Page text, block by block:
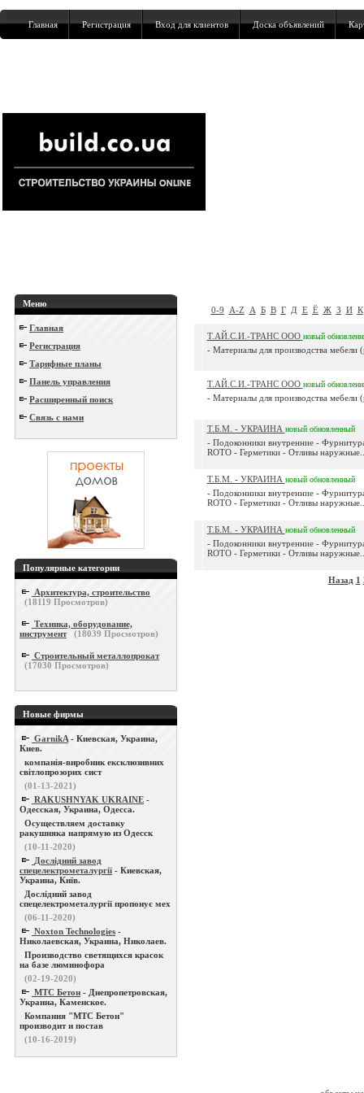
Главная Регистрация Вход для клиентов Доска объявлений
Меню
Главная
Регистрация
Тарифные планы
Панель управления
Расширенный поиск
Связь с нами
Популярные категории
Архитектура, строительство
(18119 Просмотров)
Техника, оборудование,
инструмент
(18039 Просмотров)
Строительный металлопрокат
(17030 Просмотров)
Новые фирмы
GarnikA - Киевская, Украина,
Киев.
компанія-виробник ексклюзивних
світлопрозорих сист
(01-13-2021)
RAKUSHNYAK UKRAINE -
Одесская, Украина, Одесса.
Осуществляем доставку
ракушняка напрямую из Одесск
(10-11-2020)
Дослідний завод
спецелектрометалургії - Киевская,
Украина, Київ.
Дослідний завод
спецелектрометалургії пропонує мех
(06-11-2020)
Noxton Technologies -
Николаевская, Украина, Николаев.
Производство светящихся красок
на базе люминофора
(02-19-2020)
МТС Бетон - Днепропетровская,
Украина, Каменское.
Компания "МТС Бетон"
производит и постав
(10-16-2019)
0-9 A-Z А Б В Г Д Е Ё Ж З И К
Т.АЙ.С.И.-ТРАНС ООО новый
- Материалы для производства мебели
Т.АЙ.С.И.-ТРАНС ООО новый
- Материалы для производства мебели
Т.Б.М. - УКРАИНА новый обновленный
- Подоконники внутренние -
ROTO - Герметики - Отливы
Т.Б.М. - УКРАИНА новый обновленный
- Подоконники внутренние -
ROTO - Герметики - Отливы
Т.Б.М. - УКРАИНА новый обновленный
- Подоконники внутренние -
ROTO - Герметики - Отливы
Назад 1